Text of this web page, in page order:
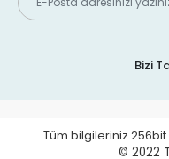
Bizi
Tüm bilgileriniz 256bit
© 2022